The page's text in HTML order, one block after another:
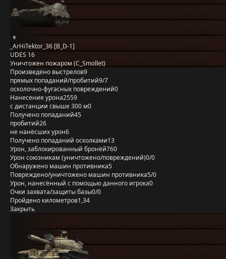
_ArHiTektor_36 [B_D-1]
UDES 16
Уничтожен пожаром (C_Smollet)
Произведено выстрелов9
прямых попаданий/пробитий9/7
осколочно-фугасных повреждений0
Нанесение урона2559
с дистанции свыше 300 м0
Получено попаданий45
пробитий26
не нанёсших урон6
Получено попаданий осколками13
Урон, заблокированный бронёй760
Урон союзникам (уничтожено/повреждений)0/0
Обнаружено машин противника5
Повреждено/уничтожено машин противника5/0
Урон, нанесённый с помощью данного игрока0
Очки захвата/защиты базы0/0
Пройдено километров1,34
Закрыть